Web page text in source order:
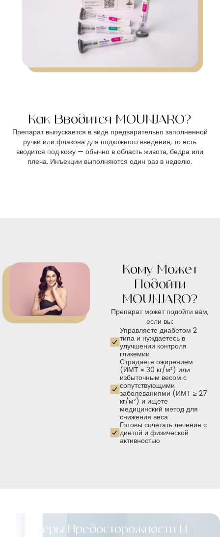
Как Вводится MOUNJARO?
Препарат выпускается в виде предварительно заполненной
ручки или флакона для подкожного введения, то есть
вводится под кожу — обычно в область живота, бедра или
плеча. Инъекции выполняются один раз в неделю.
Кому Может
Подойти
MOUNJARO?
Препарат может подойти вам,
если вы:
Управляете диабетом 2
типа и нуждаетесь в
улучшении контроля
гликемии
Страдаете ожирением
(ИМТ ≥ 30 кг/м²) или
избыточным весом с
сопутствующими
заболеваниями (ИМТ ≥ 27
кг/м²) и ищете
медицинский метод для
снижения веса
Готовы сочетать лечение с
диетой и физической
активностью
Меры Предосторожности И